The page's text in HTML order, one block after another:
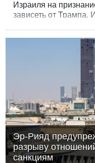
Израиля на
зависеть от Трампа.
на аннексию
Эр-Рияд
разрыву
санкциям